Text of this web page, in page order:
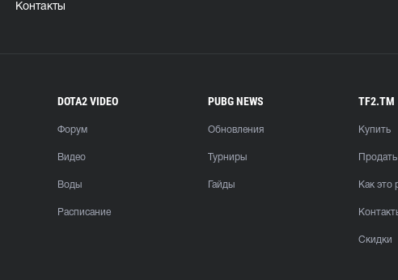
Контакты
DOTA2 VIDEO
Форум
Видео
Воды
Расписание
PUBG NEWS
Обновления
Турниры
Гайды
TF2.TM
Купить
Продать
Как это
Скидки